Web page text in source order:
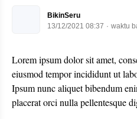
BikinSeru
13/12/2021 08:37
waktu
Lorem ipsum dolor sit amet,
eiusmod tempor incididunt ut
Ipsum nunc aliquet bibendum
placerat orci nulla pellentesque